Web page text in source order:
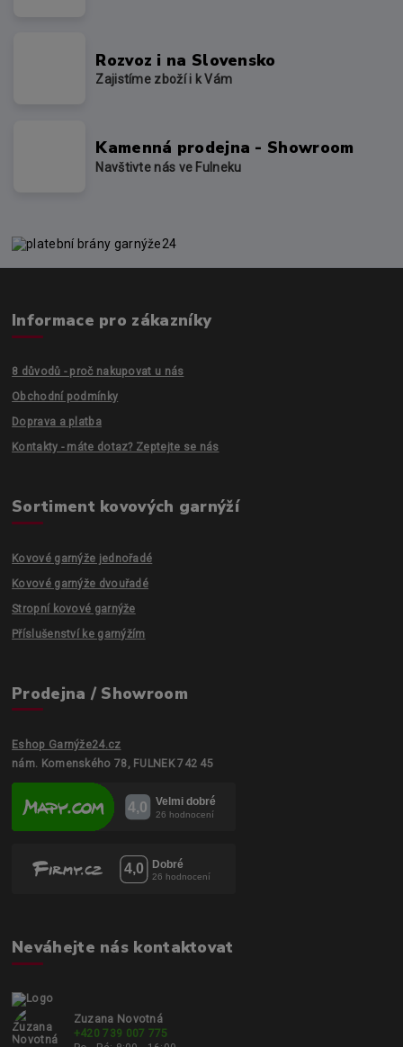
Rozvoz i na Slovensko
Zajistíme zboží i k Vám
Kamenná prodejna - Showroom
Navštivte nás ve Fulneku
Informace pro zákazníky
8 důvodů - proč nakupovat u nás
Obchodní podmínky
Doprava a platba
Kontakty - máte dotaz? Zeptejte se nás
Sortiment kovových garnýží
Kovové garnýže jednořadé
Kovové garnýže dvouřadé
Stropní kovové garnýže
Příslušenství ke garnýžím
Prodejna / Showroom
Eshop Garnýže24.cz
nám. Komenského 78, FULNEK 742 45
Neváhejte nás kontaktovat
Zuzana Novotná
+420 739 007 775